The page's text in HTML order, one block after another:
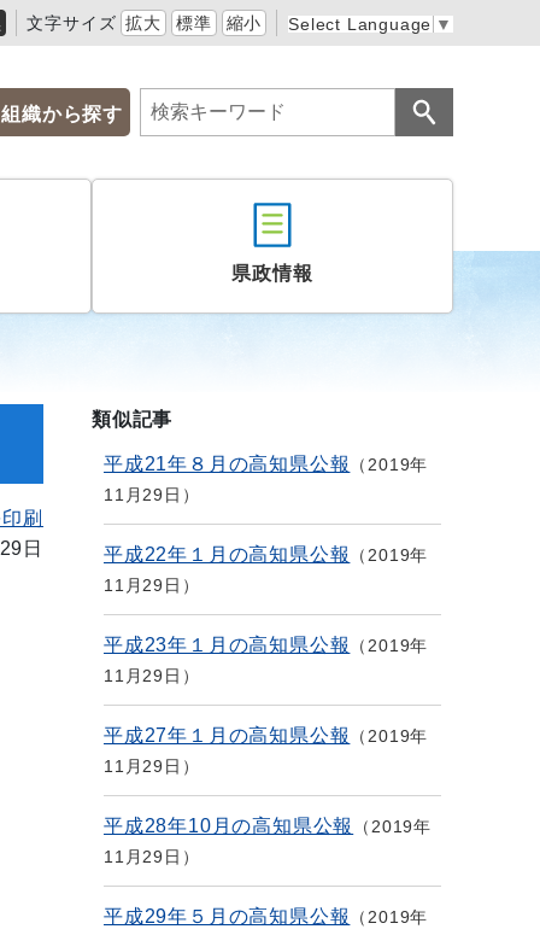
文字サイズ 拡大 標準 縮小 Select Language ▼
組織から探す
県政情報
刷
日
類似記事
平成21年８月の高知県公報
2019年
11月29日
平成22年１月の高知県公報
2019年
11月29日
平成23年１月の高知県公報
2019年
11月29日
平成27年１月の高知県公報
2019年
11月29日
平成28年10月の高知県公報
2019年
11月29日
平成29年５月の高知県公報
2019年